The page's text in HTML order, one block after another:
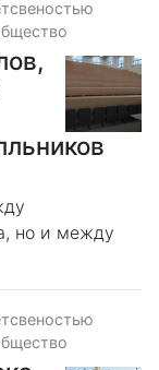
но и между